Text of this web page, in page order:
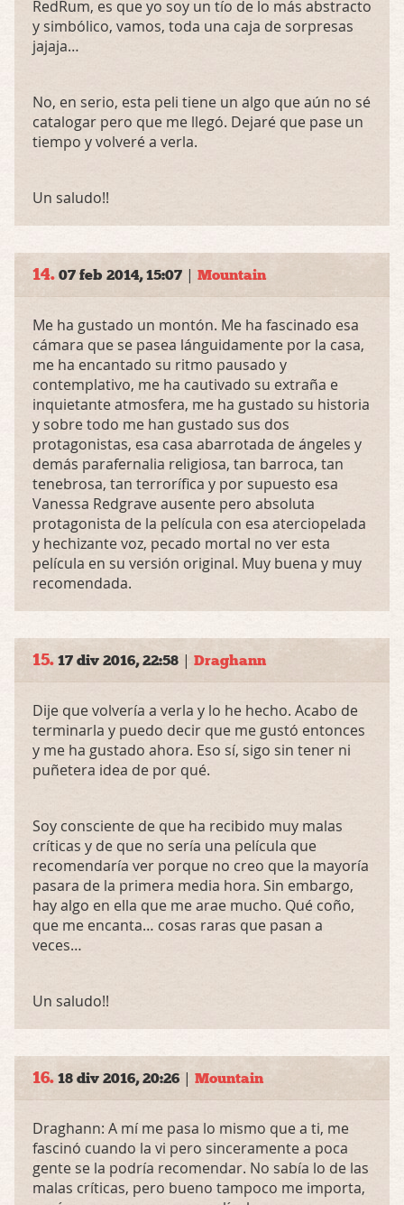
RedRum, es que yo soy un tío de lo más abstracto
y simbólico, vamos, toda una caja de sorpresas
jajaja…
No, en serio, esta peli tiene un algo que aún no sé
catalogar pero que me llegó. Dejaré que pase un
tiempo y volveré a verla.
Un saludo!!
14. 07 feb 2014, 15:07 | Mountain
Me ha gustado un montón. Me ha fascinado esa
cámara que se pasea lánguidamente por la casa,
me ha encantado su ritmo pausado y
contemplativo, me ha cautivado su extraña e
inquietante atmosfera, me ha gustado su historia
y sobre todo me han gustado sus dos
protagonistas, esa casa abarrotada de ángeles y
demás parafernalia religiosa, tan barroca, tan
tenebrosa, tan terrorífica y por supuesto esa
Vanessa Redgrave ausente pero absoluta
protagonista de la película con esa aterciopelada
y hechizante voz, pecado mortal no ver esta
película en su versión original. Muy buena y muy
recomendada.
15. 17 div 2016, 22:58 | Draghann
Dije que volvería a verla y lo he hecho. Acabo de
terminarla y puedo decir que me gustó entonces
y me ha gustado ahora. Eso sí, sigo sin tener ni
puñetera idea de por qué.
Soy consciente de que ha recibido muy malas
críticas y de que no sería una película que
recomendaría ver porque no creo que la mayoría
pasara de la primera media hora. Sin embargo,
hay algo en ella que me arae mucho. Qué coño,
que me encanta… cosas raras que pasan a
veces…
Un saludo!!
16. 18 div 2016, 20:26 | Mountain
Draghann: A mí me pasa lo mismo que a ti, me
fascinó cuando la vi pero sinceramente a poca
gente se la podría recomendar. No sabía lo de las
malas críticas, pero bueno tampoco me importa,